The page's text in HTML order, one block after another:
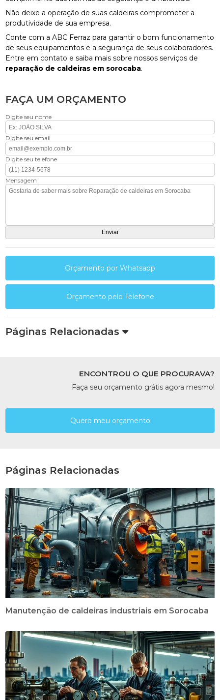
Não deixe a operação de suas caldeiras comprometer a
produtividade de sua empresa.
Conte com a ABC Ferraz para garantir o bom funcionamento
de seus equipamentos e a segurança de seus colaboradores.
Entre em contato e saiba mais sobre nossos serviços de
reparação de caldeiras em sorocaba.
FAÇA UM ORÇAMENTO
Digite seu nome
Digite seu email
Digite seu telefone
Mensagem
Orçamento por Whatsapp
Orçamento pelo Telefone
Páginas Relacionadas
ENCONTROU O QUE PROCURAVA?
Faça seu orçamento grátis agora mesmo!
Quero meu orçamento
Páginas Relacionadas
Manutenção de caldeiras industriais em Sorocaba